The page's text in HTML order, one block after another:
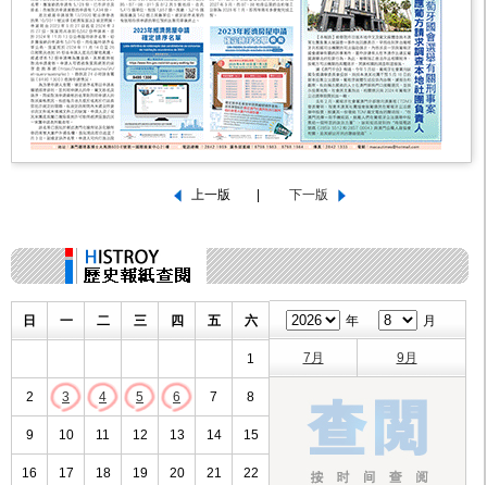
日 一 二 三 四 五 六
1
2 3 4 5 6 7 8
9 10 11 12 13 14 15
16 17 18 19 20 21 22
年 月
7月 9月